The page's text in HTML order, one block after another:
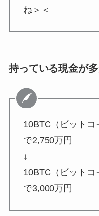
ね＞＜
持っている現金が
10BTC（ビット
で2,750万円
↓
10BTC（ビット
で3,000万円